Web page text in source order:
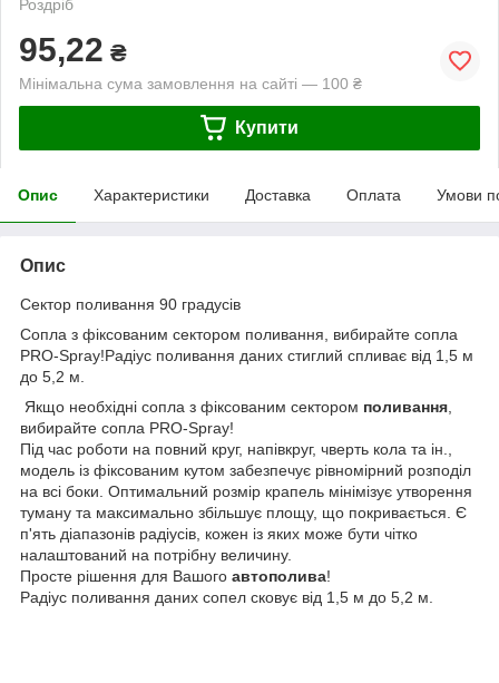
Роздріб
95,22 ₴
Мінімальна сума замовлення на сайті — 100 ₴
Купити
Опис Характеристики Доставка Оплата Умови
Опис
Сектор поливання 90 градусів
Сопла з фіксованим сектором поливання, вибирайте сопла
PRO-Spray!Радіус поливання даних стиглий спливає від 1,5 м
до 5,2 м.
Якщо необхідні сопла з фіксованим сектором поливання
вибирайте сопла PRO-Spray!
Під час роботи на повний круг, напівкруг, чверть кола та ін.,
модель із фіксованим кутом забезпечує рівномірний розподіл
на всі боки. Оптимальний розмір крапель мінімізує утворення
туману та максимально збільшує площу, що покривається. Є
п'ять діапазонів радіусів, кожен із яких може бути чітко
налаштований на потрібну величину.
Просте рішення для Вашого автополива!
Радіус поливання даних сопел сковує від 1,5 м до 5,2 м.